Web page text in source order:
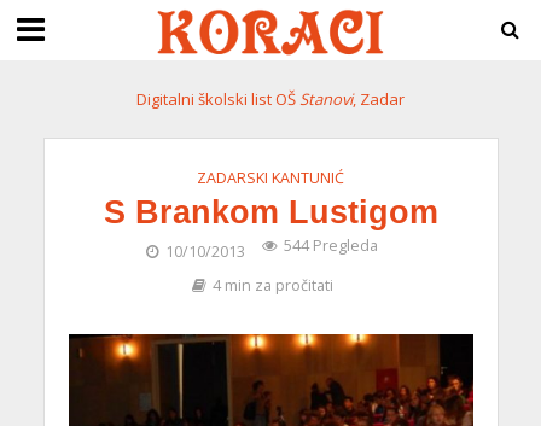
Digitalni školski list OŠStanovi, Zadar
ZADARSKI KANTUNIĆ
S Brankom Lustigom
10/10/2013
544 Pregleda
4 min za pročitati